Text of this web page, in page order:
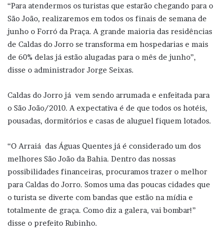
“Para atendermos os turistas que estarão chegando para o
São João, realizaremos em todos os finais de semana de
junho o Forró da Praça. A grande maioria das residências
de Caldas do Jorro se transforma em hospedarias e mais
de 60% delas já estão alugadas para o mês de junho”,
disse o administrador Jorge Seixas.
Caldas do Jorro já vem sendo arrumada e enfeitada para
o São João/2010. A expectativa é de que todos os hotéis,
pousadas, dormitórios e casas de aluguel fiquem lotados.
“O Arraiá das Águas Quentes já é considerado um dos
melhores São João da Bahia. Dentro das nossas
possibilidades financeiras, procuramos trazer o melhor
para Caldas do Jorro. Somos uma das poucas cidades que
o turista se diverte com bandas que estão na mídia e
totalmente de graça. Como diz a galera, vai bombar!”
disse o prefeito Rubinho.